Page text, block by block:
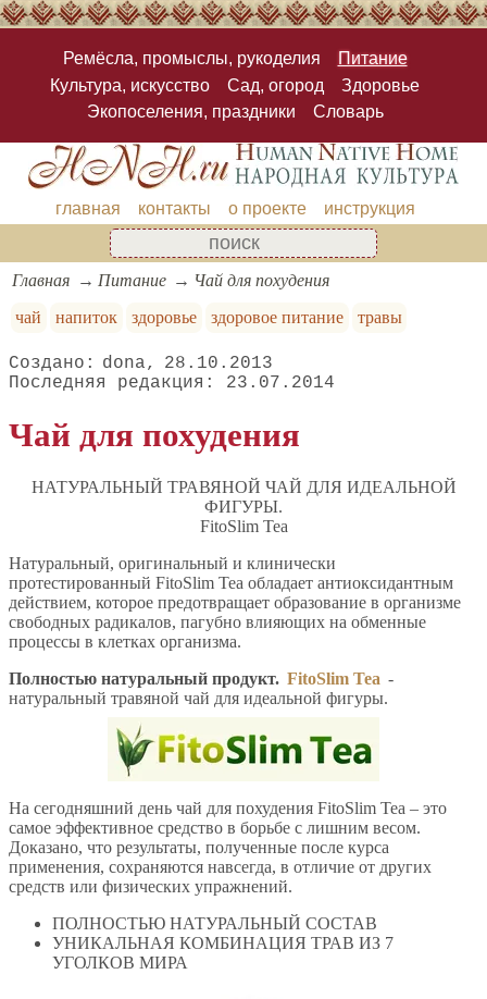
Ремёсла, промыслы, рукоделия
Питание
Культура, искусство
Сад, огород
Здоровье
Экопоселения, праздники
Словарь
главная контакты о проекте инструкция
Главная Питание
Чай для похудения
чай
напиток здоровье здоровое питание травы
dona
28.10.2013
23.07.2014
Чай для похудения
НАТУРАЛЬНЫЙ ТРАВЯНОЙ ЧАЙ ДЛЯ ИДЕАЛЬНОЙ
ФИГУРЫ.
FitoSlim Tea
Натуральный, оригинальный и клинически
протестированный FitoSlim Tea обладает антиоксидантным
действием, которое предотвращает образование в организме
свободных радикалов, пагубно влияющих на обменные
процессы в клетках организма.
Полностью натуральный продукт. FitoSlim Tea -
натуральный травяной чай для идеальной фигуры.
На сегодняшний день чай для похудения FitoSlim Tea – это
самое эффективное средство в борьбе с лишним весом.
Доказано, что результаты, полученные после курса
применения, сохраняются навсегда, в отличие от других
средств или физических упражнений.
ПОЛНОСТЬЮ НАТУРАЛЬНЫЙ СОСТАВ
УНИКАЛЬНАЯ КОМБИНАЦИЯ ТРАВ ИЗ 7
УГОЛКОВ МИРА